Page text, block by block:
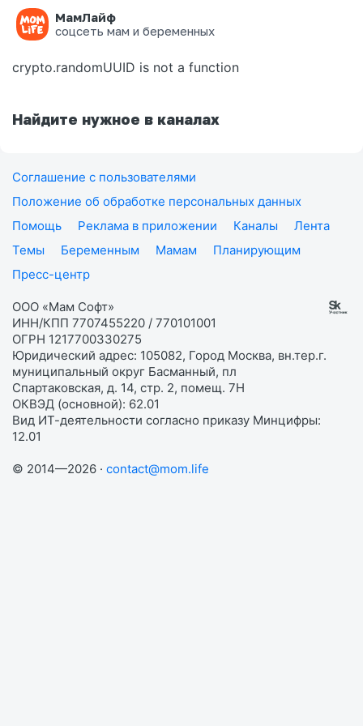
МамЛайф
соцсеть мам и беременных
Ошибка на странице
crypto.randomUUID is not a function
Найдите нужное в каналах
Соглашение с пользователями
Положение об обработке персональных данных
Помощь
Реклама в приложении Каналы
Лента
Темы
Беременным Мамам
Планирующим
Пресс-центр
ООО «Мам Софт»
ИНН/КПП 7707455220 / 770101001
ОГРН 1217700330275
Юридический адрес: 105082, Город Москва, вн.тер.г.
муниципальный округ Басманный, пл
Спартаковская, д. 14, стр. 2, помещ. 7Н
ОКВЭД (основной): 62.01
Вид ИТ-деятельности согласно приказу Минцифры:
12.01
© 2014—2026 · contact@mom.life